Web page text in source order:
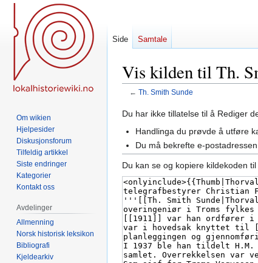
Vis kilden til Th.
← Th. Smith Sunde
Hopp
navigering
Hopp
Du har ikke tillatelse til å Rediger
Handlinga du prøvde å utføre
Du må bekrefte e-
Du kan se og kopiere kildekoden
Side Samtale
Om wikien
Hjelpesider
Diskusjonsforum
Tilfeldig artikkel
Siste endringer
Kategorier
Kontakt oss
Avdelinger
Allmenning
Norsk historisk leksikon
Bibliografi
Kjeldearkiv